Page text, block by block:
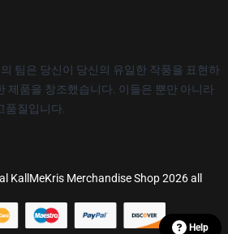
팀은 당신이 당신의 유일한 작풍을 표현하
제품을 창조했습니다. 이들은 뿐만 아니라
품질입니다.
KallMeKris Merchandise Shop 2026 all
Help